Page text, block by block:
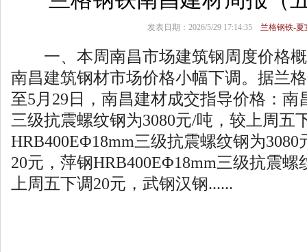
发表日期：2026/5/29 17:14:35兰格钢铁-夏
一、本周南昌市场建筑钢周度价格概
南昌建筑钢材市场价格小幅下调。据兰
至5月29日，南昌建材成交指导价格：南
三级抗震螺纹钢为3080元/吨，较上周五
HRB400EΦ18mm三级抗震螺纹钢为
20元，萍钢HRB400EΦ18mm三级抗震螺
上周五下调20元，武钢汉钢......